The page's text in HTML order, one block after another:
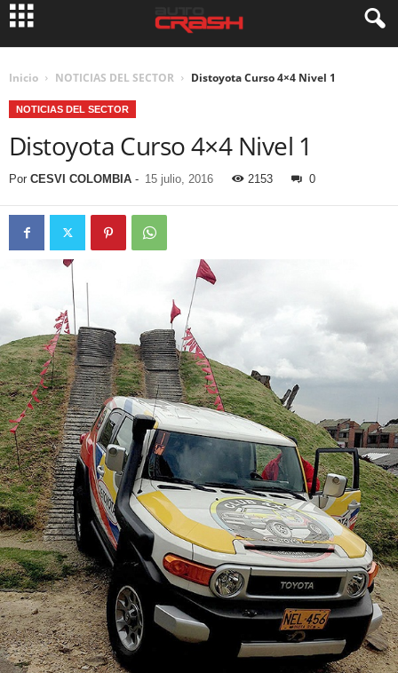
Inicio NOTICIAS DEL SECTOR Distoyota Curso 4×4 Nivel 1
NOTICIAS DEL SECTOR
Distoyota Curso 4×4 Nivel 1
Por CESVI COLOMBIA - 15 julio, 2016 2153 0